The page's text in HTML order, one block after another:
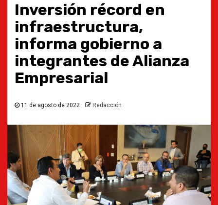
Inversión récord en
infraestructura,
informa gobierno a
integrantes de Alianza
Empresarial
11 de agosto de 2022 Redacción